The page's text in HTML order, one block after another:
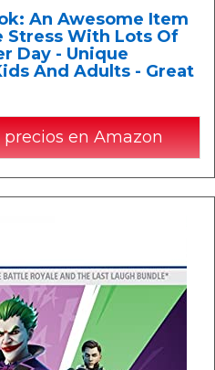
An Awesome Item
Stress With Lots Of
Day - Unique
And Adults - Great
en Amazon